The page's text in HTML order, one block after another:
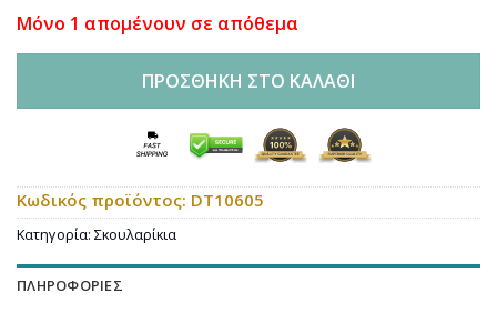
Μόνο 1 απομένουν σε απόθεμα
ΠΡΟΣΘΉΚΗ ΣΤΟ ΚΑΛΆΘΙ
Κωδικός προϊόντος: DT10605
Κατηγορία: Σκουλαρίκια
ΠΛΗΡΟΦΟΡΊΕΣ